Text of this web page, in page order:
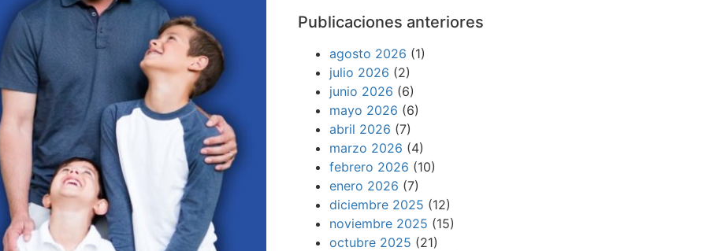
Publicaciones anteriores
agosto 2026 (1)
julio 2026 (2)
junio 2026 (6)
mayo 2026 (6)
abril 2026 (7)
marzo 2026 (4)
febrero 2026 (10)
enero 2026 (7)
diciembre 2025 (12)
noviembre 2025 (15)
octubre 2025 (21)